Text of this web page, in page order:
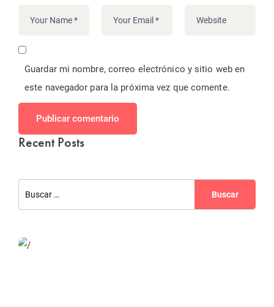
Guardar mi nombre, correo electrónico y sitio web en
este navegador para la próxima vez que comente.
Publicar comentario
Recent Posts